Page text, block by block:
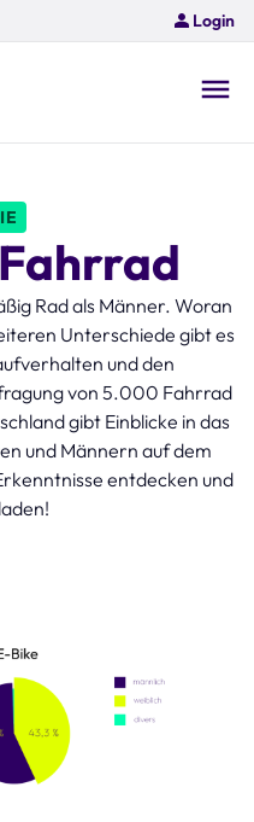
Login
Rad als Männer. Woran
Unterschiede gibt es
und den
von 5.000 Fahrrad
gibt Einblicke in das
und Männern auf dem
entdecken und